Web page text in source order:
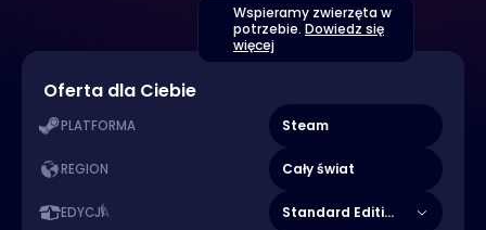
Wspieramy zwierzęta w
potrzebie. Dowiedz się
więcej
Oferta dla Ciebie
PLATFORMA Steam
REGION Cały świat
EDYCJA Standard Edition